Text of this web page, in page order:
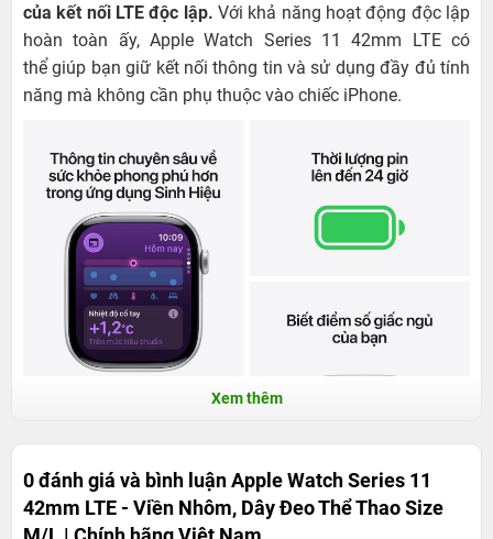
của kết nối LTE độc lập. Với khả năng hoạt động độc lập
hoàn toàn ấy, Apple Watch Series 11 42mm LTE có
thể giúp bạn giữ kết nối thông tin và sử dụng đầy đủ tính
năng mà không cần phụ thuộc vào chiếc iPhone.
Xem thêm
0 đánh giá và bình luậnApple Watch Series 11
42mm LTE - Viền Nhôm, Dây Đeo Thể Thao Size